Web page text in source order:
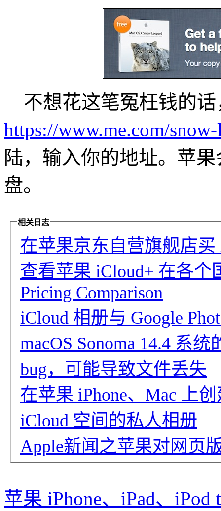
不想花这笔冤枉钱的话
https://www.me.com/
陆，输入你的地址。苹
盘。
相关日志
在苹果京东自营旗舰店
查看苹果 iCloud+ 在各个
Pricing Comparison
iCloud 相册与 Google
macOS Sonoma 14.4 系
bug，可能导致文件丢失
在苹果 iPhone、Mac 上
iCloud 空间的私人相册
Apple新闻之苹果对网页
苹果 iPhone、iPad、iPod